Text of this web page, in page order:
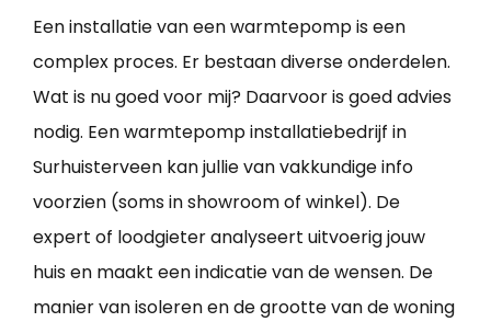
Een installatie van een warmtepomp is een
complex proces. Er bestaan diverse onderdelen.
Wat is nu goed voor mij? Daarvoor is goed advies
nodig. Een warmtepomp installatiebedrijf in
Surhuisterveen kan jullie van vakkundige info
voorzien (soms in showroom of winkel). De
expert of loodgieter analyseert uitvoerig jouw
huis en maakt een indicatie van de wensen. De
manier van isoleren en de grootte van de woning